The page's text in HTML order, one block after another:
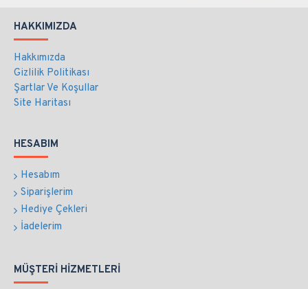
HAKKIMIZDA
Hakkımızda
Gizlilik Politikası
Şartlar Ve Koşullar
Site Haritası
HESABIM
Hesabım
Siparişlerim
Hediye Çekleri
İadelerim
MÜŞTERI HIZMETLERI